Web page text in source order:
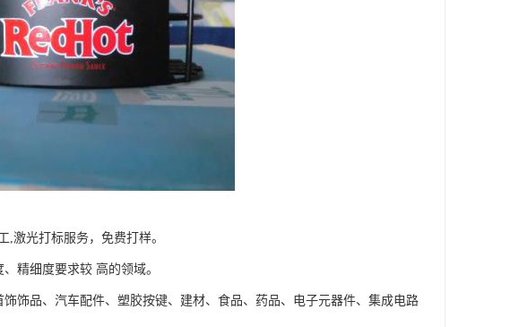
激光打标服务，免费打样。
精细度要求较 高的领域。
品、汽车配件、塑胶按键、建材、食品、药品、电子元器件、集成电路